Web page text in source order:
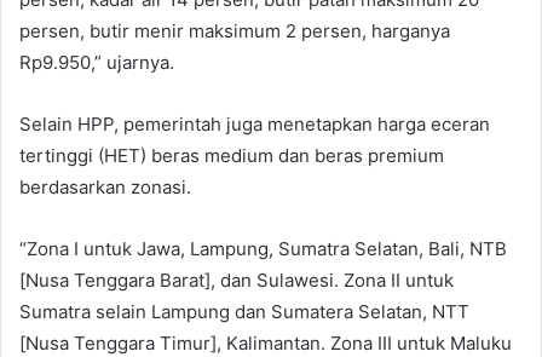
persen, butir menir maksimum 2 persen, harganya
Rp9.950,” ujarnya.
Selain HPP, pemerintah juga menetapkan harga eceran
tertinggi (HET) beras medium dan beras premium
berdasarkan zonasi.
“Zona I untuk Jawa, Lampung, Sumatra Selatan, Bali, NTB
[Nusa Tenggara Barat], dan Sulawesi. Zona II untuk
Sumatra selain Lampung dan Sumatera Selatan, NTT
[Nusa Tenggara Timur], Kalimantan. Zona III untuk Maluku